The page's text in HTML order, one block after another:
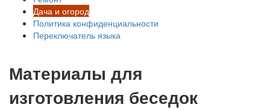
Дача и огород
Политика конфиденциальности
Переключатель языка
Материалы для
изготовления беседок